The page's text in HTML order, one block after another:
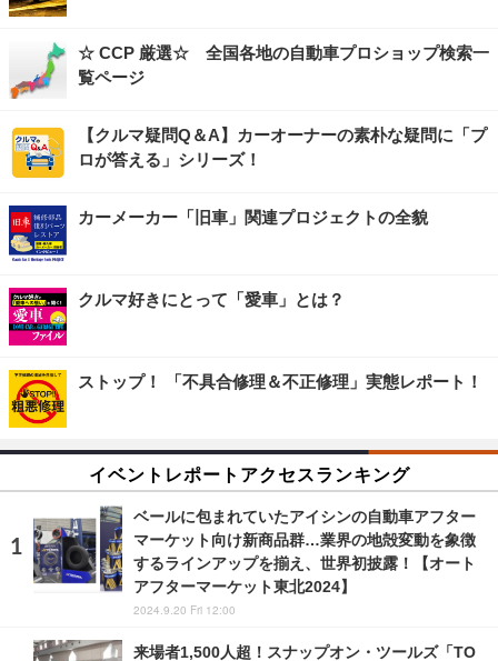
☆ CCP 厳選☆ 全国各地の自動車プロショップ検索一
覧ページ
【クルマ疑問Q＆A】カーオーナーの素朴な疑問に「プ
ロが答える」シリーズ！
カーメーカー「旧車」関連プロジェクトの全貌
クルマ好きにとって「愛車」とは？
ストップ！ 「不具合修理＆不正修理」実態レポート！
イベントレポートアクセスランキング
ベールに包まれていたアイシンの自動車アフター
マーケット向け新商品群…業界の地殻変動を象徴
するラインアップを揃え、世界初披露！【オート
アフターマーケット東北2024】
2024.9.20 Fri 12:00
来場者1,500人超！スナップオン・ツールズ「TO